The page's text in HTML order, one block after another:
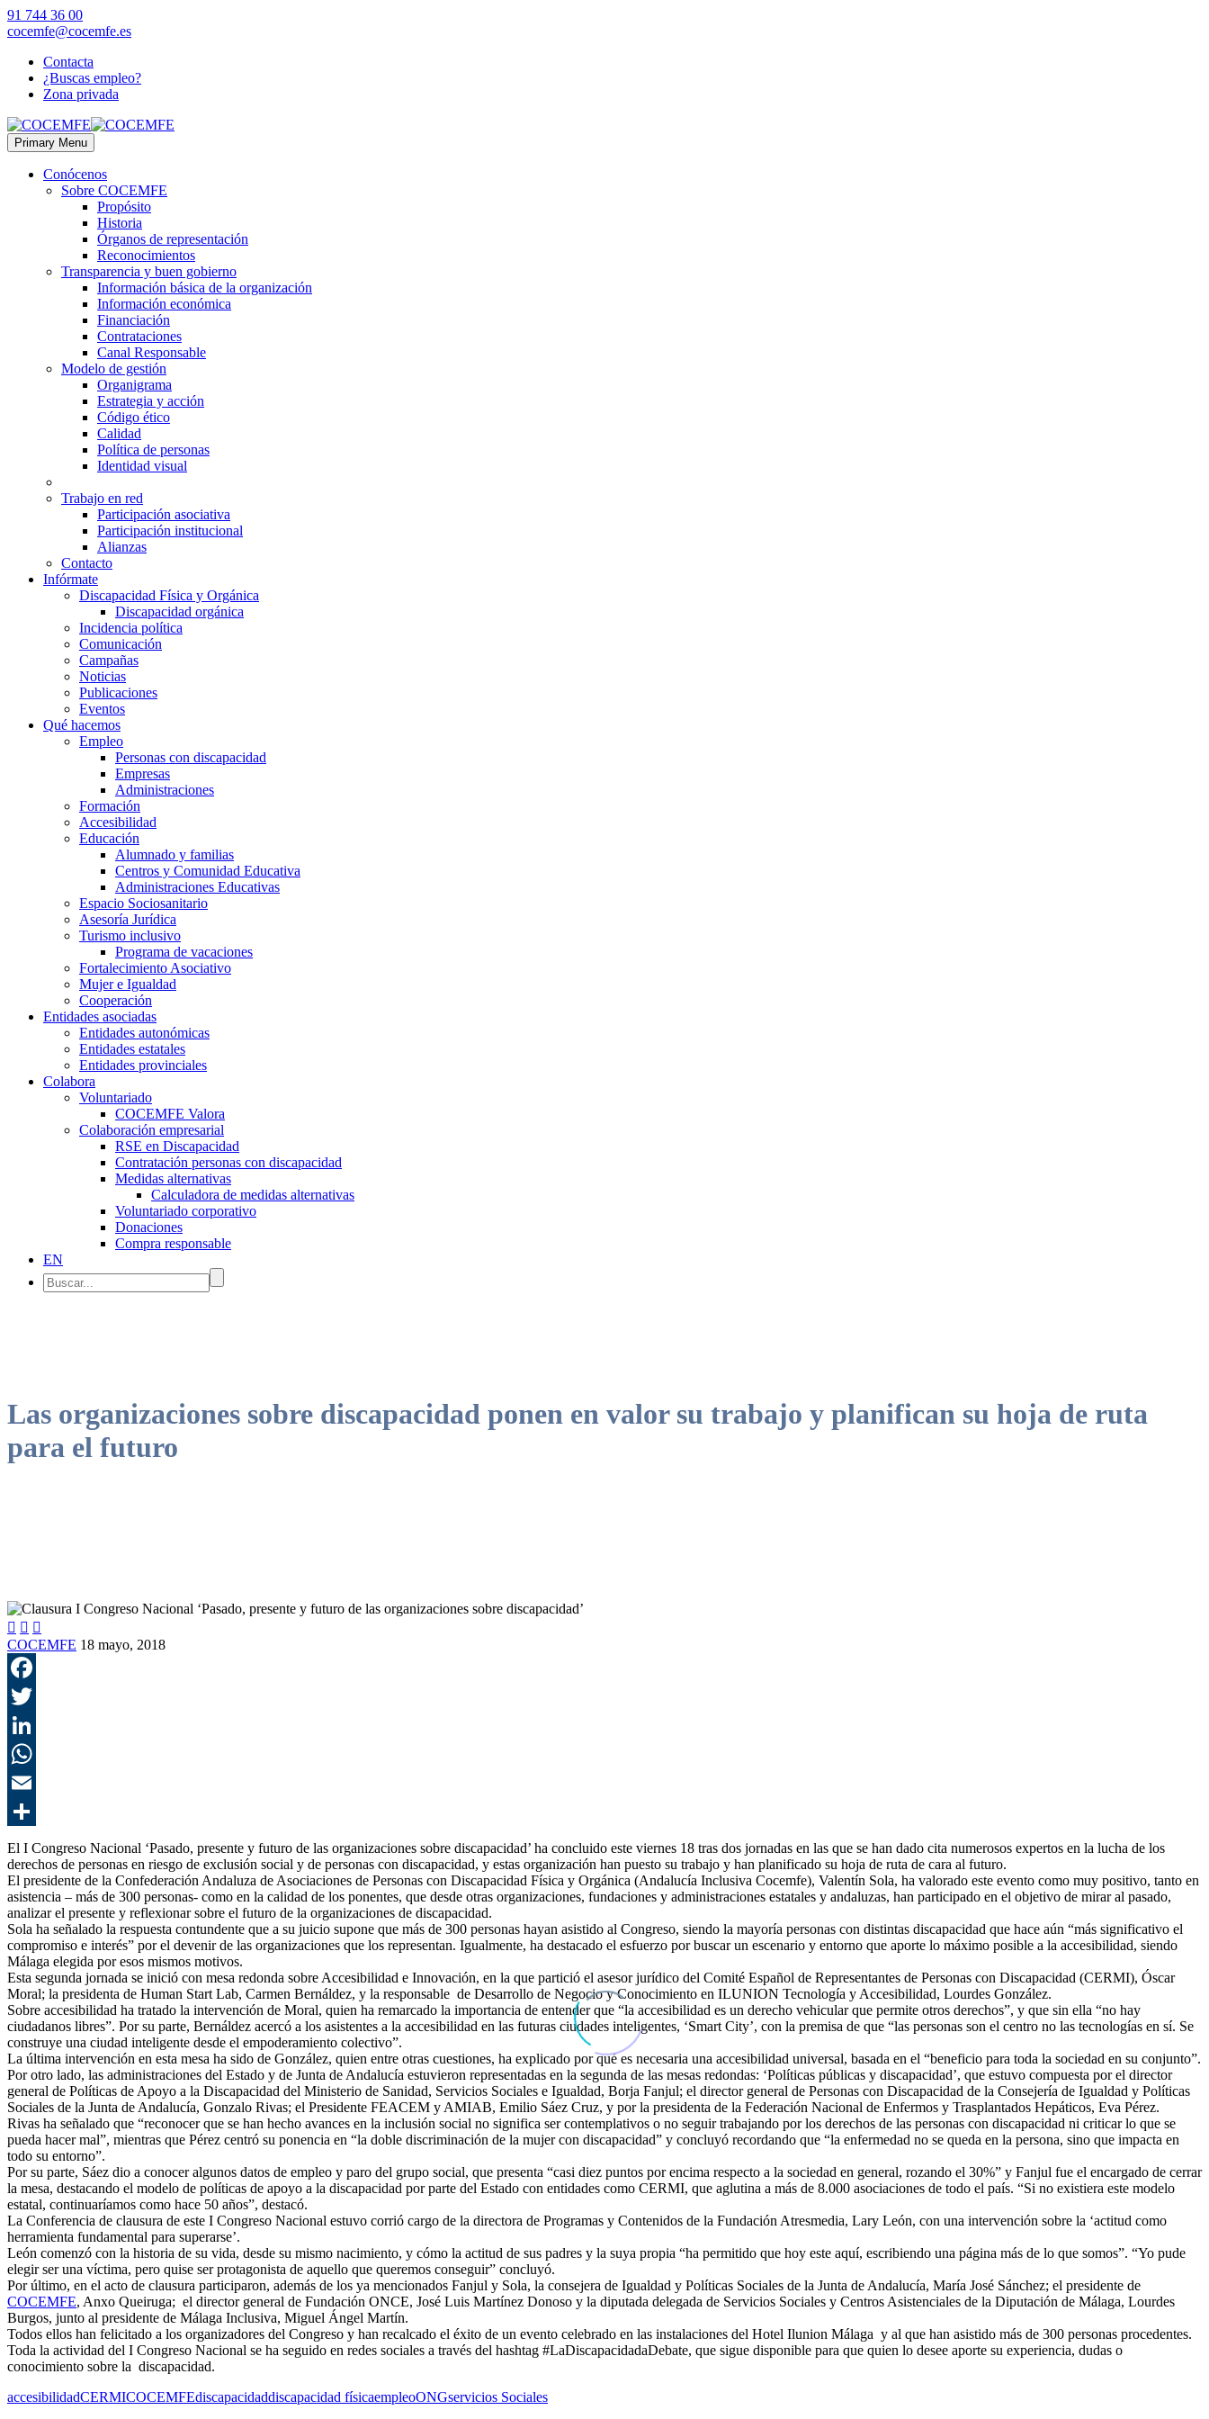
91 744 36 00
cocemfe@cocemfe.es
Contacta
¿Buscas empleo?
Zona privada
Primary Menu
Conócenos
Sobre COCEMFE
Propósito
Historia
Órganos de representación
Reconocimientos
Transparencia y buen gobierno
Información básica de la organización
Información económica
Financiación
Contrataciones
Canal Responsable
Modelo de gestión
Organigrama
Estrategia y acción
Código ético
Calidad
Política de personas
Identidad visual
Trabajo en red
Participación asociativa
Participación institucional
Alianzas
Contacto
Infórmate
Discapacidad Física y Orgánica
Discapacidad orgánica
Incidencia política
Comunicación
Campañas
Noticias
Publicaciones
Eventos
Qué hacemos
Empleo
Personas con discapacidad
Empresas
Administraciones
Formación
Accesibilidad
Educación
Alumnado y familias
Centros y Comunidad Educativa
Administraciones Educativas
Espacio Sociosanitario
Asesoría Jurídica
Turismo inclusivo
Programa de vacaciones
Fortalecimiento Asociativo
Mujer e Igualdad
Cooperación
Entidades asociadas
Entidades autonómicas
Entidades estatales
Entidades provinciales
Colabora
Voluntariado
COCEMFE Valora
Colaboración empresarial
RSE en Discapacidad
Contratación personas con discapacidad
Medidas alternativas
Calculadora de medidas alternativas
Voluntariado corporativo
Donaciones
Compra responsable
EN
Las organizaciones sobre discapacidad ponen en valor su trabajo y planifican su hoja de ruta
para el futuro
  
COCEMFE 18 mayo, 2018
El I Congreso Nacional ‘Pasado, presente y futuro de las organizaciones sobre discapacidad’ ha concluido este viernes 18 tras dos jornadas en las que se han dado cita numerosos expertos en la lucha de los
derechos de personas en riesgo de exclusión social y de personas con discapacidad, y estas organización han puesto su trabajo y han planificado su hoja de ruta de cara al futuro.
El presidente de la Confederación Andaluza de Asociaciones de Personas con Discapacidad Física y Orgánica (Andalucía Inclusiva Cocemfe), Valentín Sola, ha valorado este evento como muy positivo, tanto en
asistencia – más de 300 personas- como en la calidad de los ponentes, que desde otras organizaciones, fundaciones y administraciones estatales y andaluzas, han participado en el objetivo de mirar al pasado,
analizar el presente y reflexionar sobre el futuro de la organizaciones de discapacidad.
Sola ha señalado la respuesta contundente que a su juicio supone que más de 300 personas hayan asistido al Congreso, siendo la mayoría personas con distintas discapacidad que hace aún “más significativo el
compromiso e interés” por el devenir de las organizaciones que los representan. Igualmente, ha destacado el esfuerzo por buscar un escenario y entorno que aporte lo máximo posible a la accesibilidad, siendo
Málaga elegida por esos mismos motivos.
Esta segunda jornada se inició con mesa redonda sobre Accesibilidad e Innovación, en la que partició el asesor jurídico del Comité Español de Representantes de Personas con Discapacidad (CERMI), Óscar
Moral; la presidenta de Human Start Lab, Carmen Bernáldez, y la responsable de Desarrollo de Negocio y Conocimiento en ILUNION Tecnología y Accesibilidad, Lourdes González.
Sobre accesibilidad ha tratado la intervención de Moral, quien ha remarcado la importancia de entender que “la accesibilidad es un derecho vehicular que permite otros derechos”, y que sin ella “no hay
ciudadanos libres”. Por su parte, Bernáldez acercó a los asistentes a la accesibilidad en las futuras ciudades inteligentes, ‘Smart City’, con la premisa de que “las personas son el centro no las tecnologías en sí. Se
construye una ciudad inteligente desde el empoderamiento colectivo”.
La última intervención en esta mesa ha sido de González, quien entre otras cuestiones, ha explicado por qué es necesaria una accesibilidad universal, basada en el “beneficio para toda la sociedad en su conjunto”.
Por otro lado, las administraciones del Estado y de Junta de Andalucía estuvieron representadas en la segunda de las mesas redondas: ‘Políticas públicas y discapacidad’, que estuvo compuesta por el director
general de Políticas de Apoyo a la Discapacidad del Ministerio de Sanidad, Servicios Sociales e Igualdad, Borja Fanjul; el director general de Personas con Discapacidad de la Consejería de Igualdad y Políticas
Sociales de la Junta de Andalucía, Gonzalo Rivas; el Presidente FEACEM y AMIAB, Emilio Sáez Cruz, y por la presidenta de la Federación Nacional de Enfermos y Trasplantados Hepáticos, Eva Pérez.
Rivas ha señalado que “reconocer que se han hecho avances en la inclusión social no significa ser contemplativos o no seguir trabajando por los derechos de las personas con discapacidad ni criticar lo que se
pueda hacer mal”, mientras que Pérez centró su ponencia en “la doble discriminación de la mujer con discapacidad” y concluyó recordando que “la enfermedad no se queda en la persona, sino que impacta en
todo su entorno”.
Por su parte, Sáez dio a conocer algunos datos de empleo y paro del grupo social, que presenta “casi diez puntos por encima respecto a la sociedad en general, rozando el 30%” y Fanjul fue el encargado de cerrar
la mesa, destacando el modelo de políticas de apoyo a la discapacidad por parte del Estado con entidades como CERMI, que aglutina a más de 8.000 asociaciones de todo el país. “Si no existiera este modelo
estatal, continuaríamos como hace 50 años”, destacó.
La Conferencia de clausura de este I Congreso Nacional estuvo corrió cargo de la directora de Programas y Contenidos de la Fundación Atresmedia, Lary León, con una intervención sobre la ‘actitud como
herramienta fundamental para superarse’.
León comenzó con la historia de su vida, desde su mismo nacimiento, y cómo la actitud de sus padres y la suya propia “ha permitido que hoy este aquí, escribiendo una página más de lo que somos”. “Yo pude
elegir ser una víctima, pero quise ser protagonista de aquello que queremos conseguir” concluyó.
Por último, en el acto de clausura participaron, además de los ya mencionados Fanjul y Sola, la consejera de Igualdad y Políticas Sociales de la Junta de Andalucía, María José Sánchez; el presidente de
COCEMFE, Anxo Queiruga; el director general de Fundación ONCE, José Luis Martínez Donoso y la diputada delegada de Servicios Sociales y Centros Asistenciales de la Diputación de Málaga, Lourdes
Burgos, junto al presidente de Málaga Inclusiva, Miguel Ángel Martín.
Todos ellos han felicitado a los organizadores del Congreso y han recalcado el éxito de un evento celebrado en las instalaciones del Hotel Ilunion Málaga y al que han asistido más de 300 personas procedentes.
Toda la actividad del I Congreso Nacional se ha seguido en redes sociales a través del hashtag #LaDiscapacidadaDebate, que sigue disponible para que quien lo desee aporte su experiencia, dudas o
conocimiento sobre la discapacidad.
accesibilidadCERMICOCEMFEdiscapacidaddiscapacidad físicaempleoONGservicios Sociales